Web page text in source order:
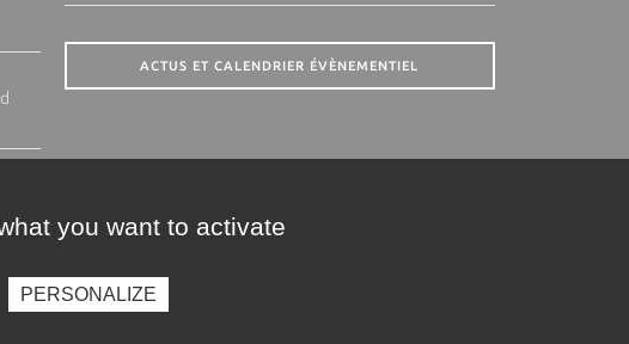
ACTUS ET CALENDRIER ÉVÈNEMENTIEL
you want to activate
PERSONALIZE